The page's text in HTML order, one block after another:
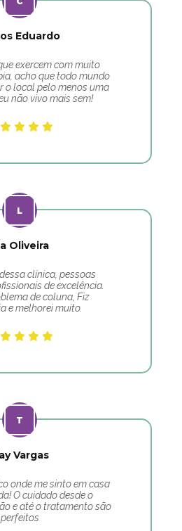
Eduardo
exercem com muito
acho que todo mundo
o local pelo menos uma
não vivo mais sem!
Oliveira
clínica, pessoas
de excelência.
de coluna, Fiz
e melhorei muito.
Vargas
onde me sinto em casa
O cuidado desde o
e até o tratamento são
perfeitos